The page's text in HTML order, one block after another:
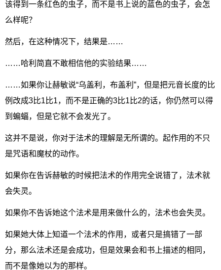
该得到一条红色的虫子，而不是书上说的蓝色的虫子，会怎
么样呢？
然后，在这种情况下，结果是……
……哈利简直不敢相信他的实验结果……
……如果你让赫敏说“乌盖利，布盖利”，但是把元音长度的比
例改成3比1比1，而不是正确的3比1比2的话，你仍然可以得
到蝙蝠，但是它就不会发光了。
这并不是说，你对于法术的理解是无所谓的。起作用的不只
是咒语和魔杖的动作。
如果你在告诉赫敏的时候把法术的作用完全说错了，法术就
会失灵。
如果你不告诉她这个法术是用来做什么的，法术也会失灵。
如果她大体上知道一个法术的作用，或者只是搞错了一部
分，那么法术还是会成功，但是效果会和书上描述的相同，
而不是像她以为的那样。